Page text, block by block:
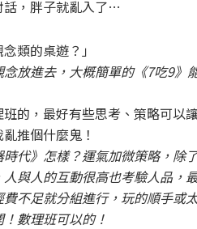
話，胖子就亂入了…
類的桌遊？」
放進去，大概簡單的《7吃9》
班的，最好有些思考、策略可
推個什麼鬼！
代》怎樣？運氣加微策略，除
與人的互動很高也考驗人品，
不足就分組進行，玩的順手或
數理班可以的！